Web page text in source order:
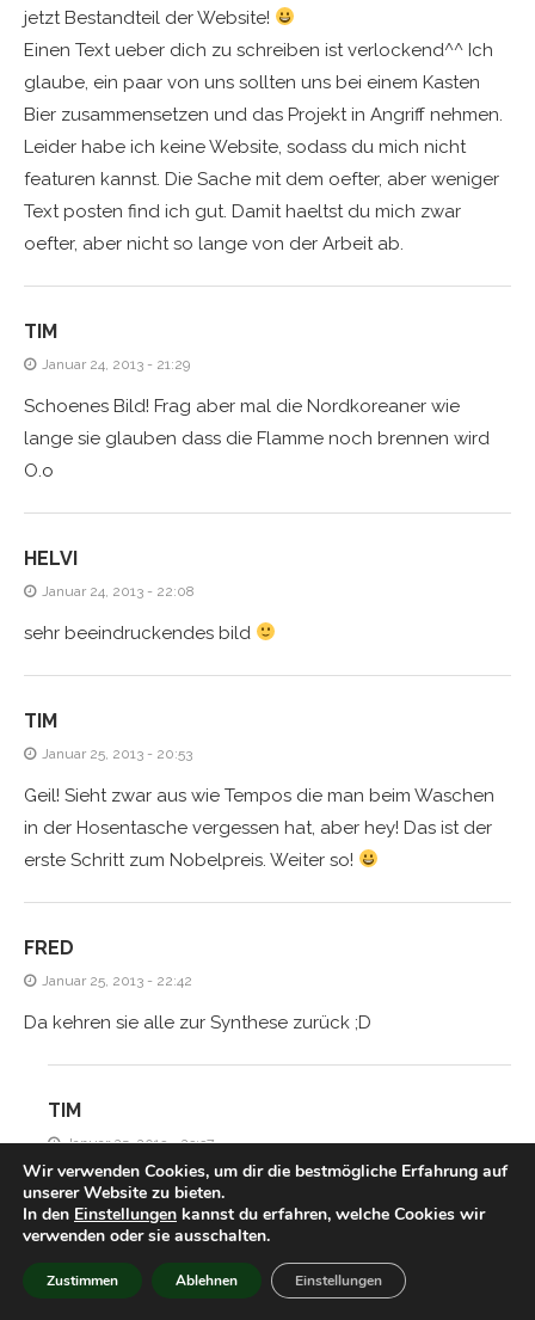
jetzt Bestandteil der Website!
Einen Text ueber dich zu schreiben ist verlockend^^ Ich
glaube, ein paar von uns sollten uns bei einem Kasten
Bier zusammensetzen und das Projekt in Angriff nehmen.
Leider habe ich keine Website, sodass du mich nicht
featuren kannst. Die Sache mit dem oefter, aber weniger
Text posten find ich gut. Damit haeltst du mich zwar
oefter, aber nicht so lange von der Arbeit ab.
TIM
Januar 24, 2013 - 21:29
Schoenes Bild! Frag aber mal die Nordkoreaner wie
lange sie glauben dass die Flamme noch brennen wird
O.o
HELVI
Januar 24, 2013 - 22:08
sehr beeindruckendes bild
TIM
Januar 25, 2013 - 20:53
Geil! Sieht zwar aus wie Tempos die man beim Waschen
in der Hosentasche vergessen hat, aber hey! Das ist der
erste Schritt zum Nobelpreis. Weiter so!
FRED
Januar 25, 2013 - 22:42
Da kehren sie alle zur Synthese zurück ;D
TIM
Januar 25, 2013 - 23:37
Niemals! ;p
JASI
Wir verwenden Cookies, um dir die bestmögliche Erfahrung auf
unserer Website zu bieten.
In den Einstellungen kannst du erfahren, welche Cookies wir
verwenden oder sie ausschalten.
Zustimmen Ablehnen Einstellungen